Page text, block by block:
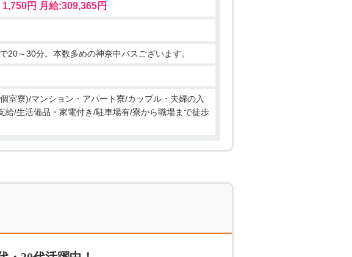
なくお問合せ下さい◎
円 月給:309,365円
20～30分。本数多めの神奈中バスございます。
室寮)/マンション・アパート寮/カップル・夫婦の入
給/生活備品・家電付き/駐車場有/寮から職場まで徒歩